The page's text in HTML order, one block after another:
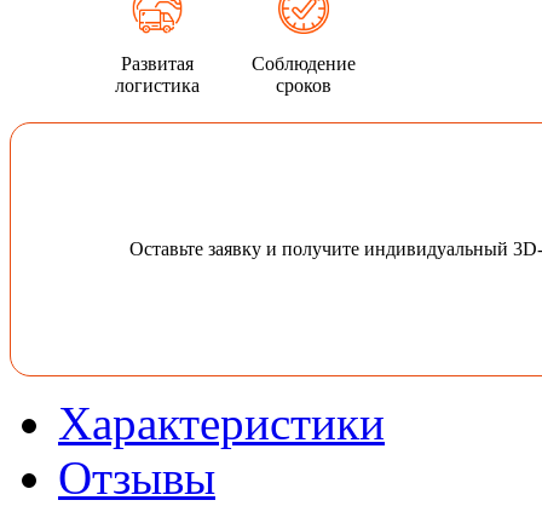
Развитая
логистика
Соблюдение
сроков
Оставьте заявку и получите индивидуальный
Характеристики
Отзывы